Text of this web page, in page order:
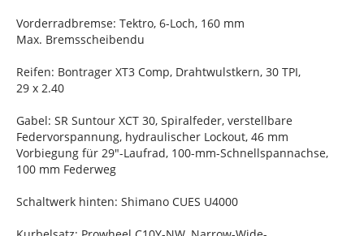
Vorderradbremse: Tektro, 6-Loch, 160 mm
Max. Bremsscheibendu
Reifen: Bontrager XT3 Comp, Drahtwulstkern, 30 TPI,
29 x 2.40
Gabel: SR Suntour XCT 30, Spiralfeder, verstellbare
Federvorspannung, hydraulischer Lockout, 46 mm
Vorbiegung für 29"-Laufrad, 100-mm-Schnellspannachse,
100 mm Federweg
Schaltwerk hinten: Shimano CUES U4000